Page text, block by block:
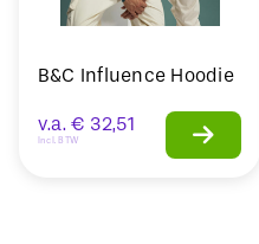
B&C Influence Hoodie
v.a. € 32,51
Incl. BTW